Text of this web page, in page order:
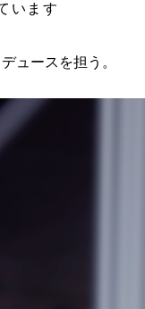
います
ュースを担う。